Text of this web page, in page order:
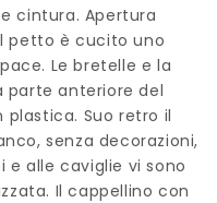
cintura. Apertura
petto è cucito uno
Le bretelle e la
parte anteriore del
Suo retro il
senza decorazioni,
e alle caviglie vi sono
Il cappellino con